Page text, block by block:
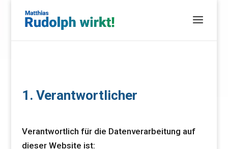
1. Verantwortlicher
Verantwortlich für die Datenverarbeitung auf
dieser Website ist: